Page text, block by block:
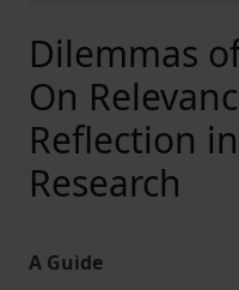
Dilemmas
On
Reflection
Research
A Guide